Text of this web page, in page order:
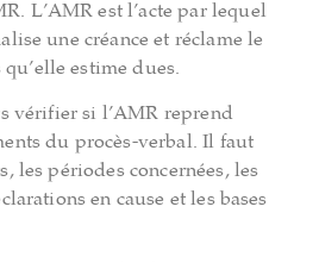
L’AMR est l’acte par lequel
une créance et réclame le
estime dues.
vérifier si l’AMR reprend
du procès-verbal. Il faut
les périodes concernées, les
en cause et les bases